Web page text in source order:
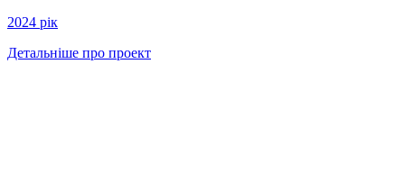
2024 рiк
Детальніше про проект